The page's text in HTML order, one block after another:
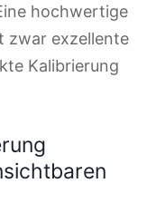
hochwertige
zwar exzellente
Kalibrierung